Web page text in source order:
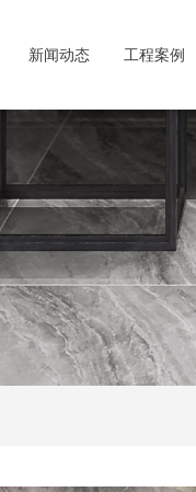
新闻动态 工程案例